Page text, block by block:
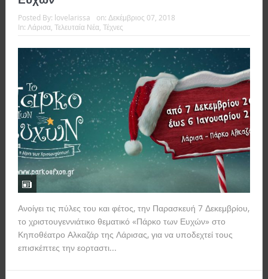
Posted By: lovelarissa on: Δεκέμβριος 07, 2018
In: Λάρισα, Τελευταία Νέα, Τέχνες
Ανοίγει τις πύλες του και φέτος, την Παρασκευή 7 Δεκεμβρίου,
το χριστουγεννιάτικο θεματικό «Πάρκο των Ευχών» στο
Κηποθέατρο Αλκαζάρ της Λάρισας, για να υποδεχτεί τους
επισκέπτες την εορταστι...